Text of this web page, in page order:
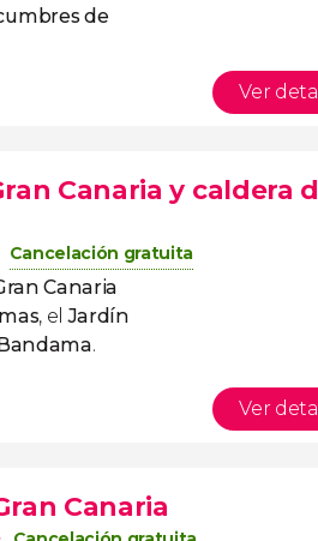
de
Ver
Canaria y caldera
Cancelación gratuita
Canaria
, elJardín
.
Ver
Canaria